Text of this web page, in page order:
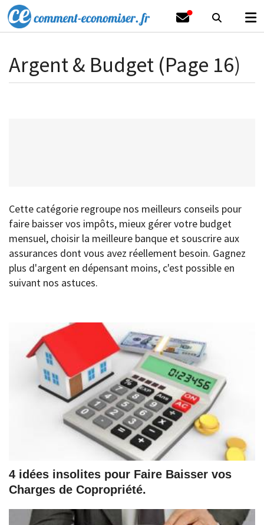
Argent & Budget (Page 16)
Cette catégorie regroupe nos meilleurs conseils pour
faire baisser vos impôts, mieux gérer votre budget
mensuel, choisir la meilleure banque et souscrire aux
assurances dont vous avez réellement besoin. Gagnez
plus d'argent en dépensant moins, c'est possible en
suivant nos astuces.
4 idées insolites pour Faire Baisser vos
Charges de Copropriété.